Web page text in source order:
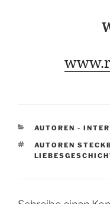
KATEGORIEN
AUTOREN -
SCHLAGWÖRTER
AUTOREN